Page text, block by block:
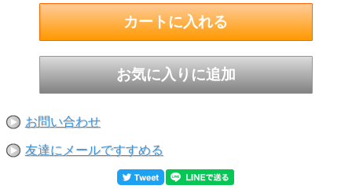
お問い合わせ
友達にメールですすめる